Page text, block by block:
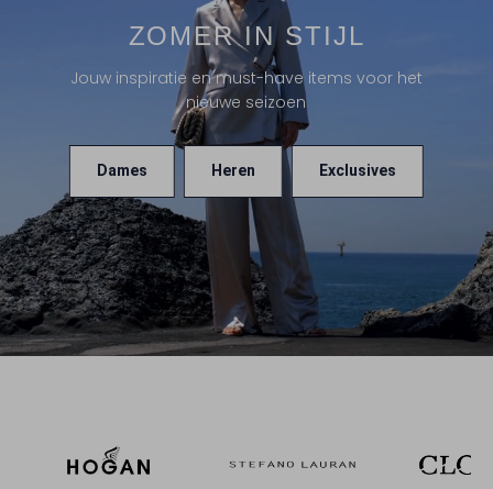
ZOMER IN STIJL
Jouw inspiratie en must-have items voor het
nieuwe seizoen
Dames Heren Exclusives